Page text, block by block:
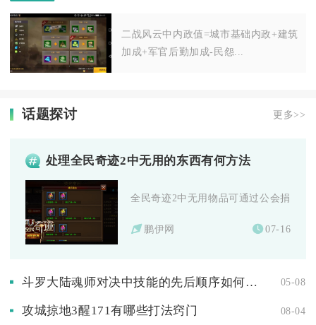
二战风云中内政值=城市基础内政+建筑
加成+军官后勤加成-民怨...
话题探讨 更多>>
处理全民奇迹2中无用的东西有何方法
全民奇迹2中无用物品可通过公会捐献
鹏伊网 07-16
斗罗大陆魂师对决中技能的先后顺序如何决定 05-08
攻城掠地3醒171有哪些打法窍门 08-04